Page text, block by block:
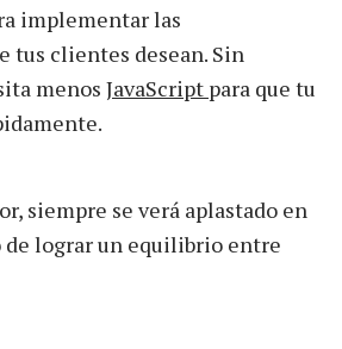
implementar las
tus clientes desean. Sin
menos JavaScript para que tu
siempre se verá aplastado en
lograr un equilibrio entre